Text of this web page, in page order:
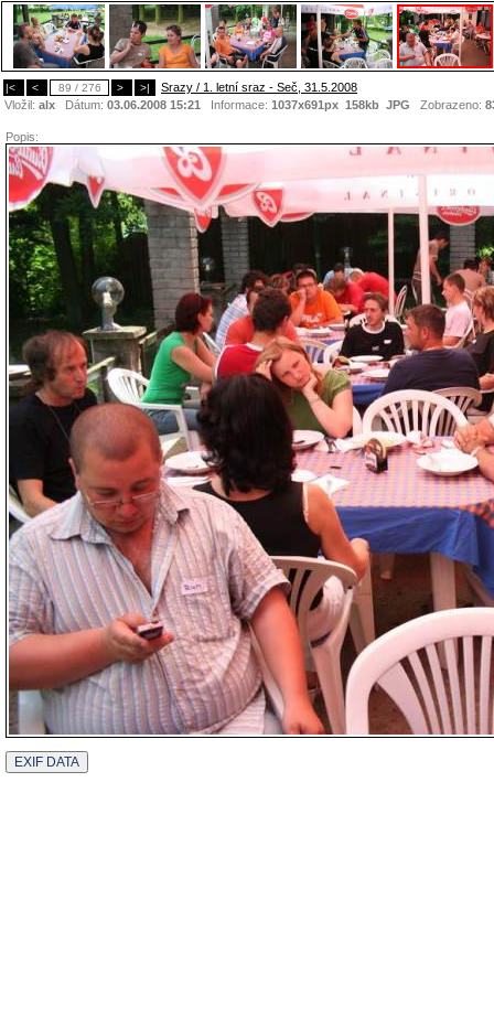
|< < 89 / 276 > >|
Srazy / 1. letní sraz - Seč, 31.5.2008
Vložil: alx Dátum: 03.06.2008 15:21 Informace: 1037x691px 158kb JPG Zobrazeno:
Popis: